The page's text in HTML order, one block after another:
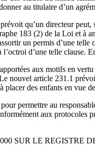
au titulaire d’un
qu’un directeur peut,
183 (2) de la Loi et à
un permis d’une
l’octroi d’une telle clause.
aux motifs en vertu
nouvel article 231.1
placer des enfants en vue
permettre au
aux protocoles
SUR LE REGISTRE